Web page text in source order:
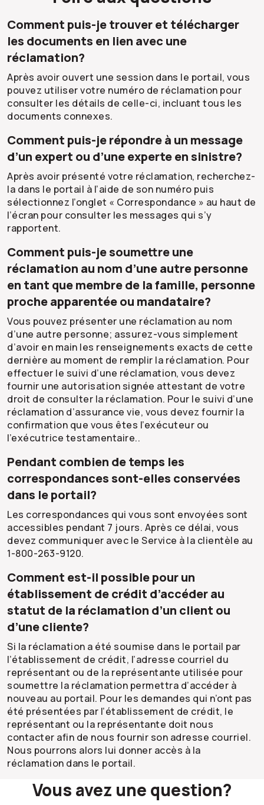
Comment puis-je trouver et télécharger
les documents en lien avec une
réclamation?
Après avoir ouvert une session dans le portail, vous
pouvez utiliser votre numéro de réclamation pour
consulter les détails de celle-ci, incluant tous les
documents connexes.
Comment puis-je répondre à un message
d’un expert ou d’une experte en sinistre?
Après avoir présenté votre réclamation, recherchez-
la dans le portail à l’aide de son numéro puis
sélectionnez l’onglet « Correspondance » au haut de
l’écran pour consulter les messages qui s’y
rapportent.
Comment puis-je soumettre une
réclamation au nom d’une autre personne
en tant que membre de la famille, personne
proche apparentée ou mandataire?
Vous pouvez présenter une réclamation au nom
d’une autre personne; assurez-vous simplement
d’avoir en main les renseignements exacts de cette
dernière au moment de remplir la réclamation. Pour
effectuer le suivi d’une réclamation, vous devez
fournir une autorisation signée attestant de votre
droit de consulter la réclamation. Pour le suivi d’une
réclamation d’assurance vie, vous devez fournir la
confirmation que vous êtes l’exécuteur ou
l’exécutrice testamentaire..
Pendant combien de temps les
correspondances sont-elles conservées
dans le portail?
Les correspondances qui vous sont envoyées sont
accessibles pendant 7 jours. Après ce délai, vous
devez communiquer avec le Service à la clientèle au
1-800-263-9120.
Comment est-il possible pour un
établissement de crédit d’accéder au
statut de la réclamation d’un client ou
d’une cliente?
Si la réclamation a été soumise dans le portail par
l’établissement de crédit, l’adresse courriel du
représentant ou de la représentante utilisée pour
soumettre la réclamation permettra d’accéder à
nouveau au portail. Pour les demandes qui n’ont pas
été présentées par l’établissement de crédit, le
représentant ou la représentante doit nous
contacter afin de nous fournir son adresse courriel.
Nous pourrons alors lui donner accès à la
réclamation dans le portail.
Vous avez une question?